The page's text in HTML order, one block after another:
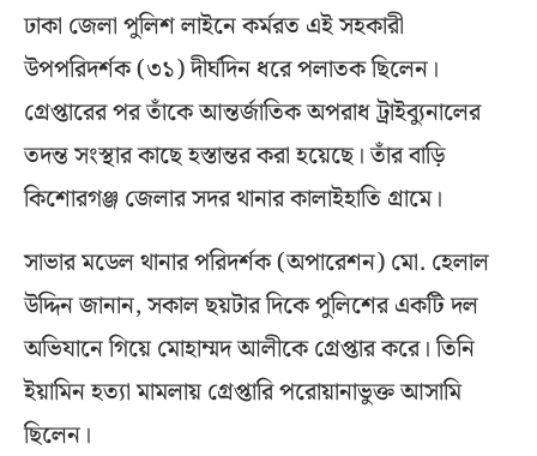
ঢাকা জেলা পুলিশ লাইনে কর্মরত এই সহকারী
উপপরিদর্শক (৩১) দীর্ঘদিন ধরে পলাতক ছিলেন।
গ্রেপ্তারের পর তাঁকে আন্তর্জাতিক অপরাধ ট্রাইব্যুনালের
তদন্ত সংস্থার কাছে হস্তান্তর করা হয়েছে। তাঁর বাড়ি
কিশোরগঞ্জ জেলার সদর থানার কালাইহাতি গ্রামে।
সাভার মডেল থানার পরিদর্শক (অপারেশন) মো. হেলাল
উদ্দিন জানান, সকাল ছয়টার দিকে পুলিশের একটি দল
অভিযানে গিয়ে মোহাম্মদ আলীকে গ্রেপ্তার করে। তিনি
ইয়ামিন হত্যা মামলায় গ্রেপ্তারি পরোয়ানাভুক্ত আসামি
ছিলেন।